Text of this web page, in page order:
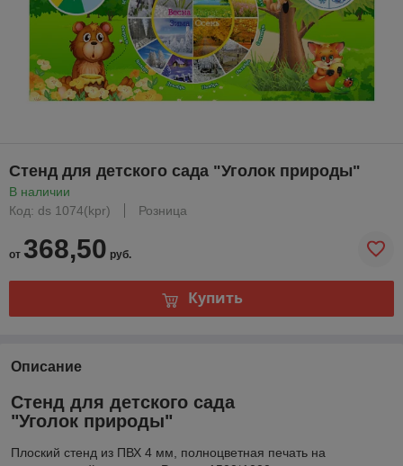
Стенд для детского сада "Уголок природы"
В наличии
Код: ds 1074(kpr)
Розница
от 368,50 руб.
Купить
Описание
Стенд для детского сада
"Уголок природы"
Плоский стенд из ПВХ 4 мм, полноцветная печать на